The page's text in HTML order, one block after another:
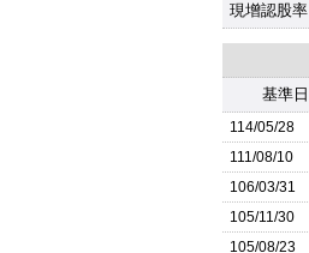
現增認股率
基準日
114/05/28
111/08/10
106/03/31
105/11/30
105/08/23